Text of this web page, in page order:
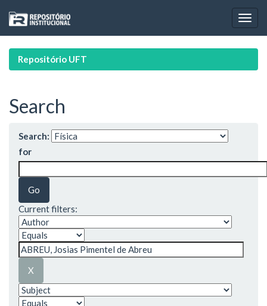
navigation
Repositório UFT
Search
Search:
for
Current filters: